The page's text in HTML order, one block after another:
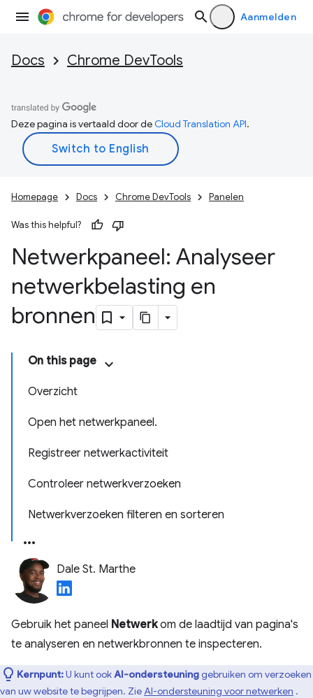
Aanmelden
Docs Chrome DevTools
Deze pagina is vertaald door deCloud Translation API.
Homepage Docs Chrome DevTools Panelen
Was this helpful?
Netwerkpaneel: Analyseer
netwerkbelasting en
bronnen
On this page
Overzicht
Open het netwerkpaneel.
Registreer netwerkactiviteit
Controleer netwerkverzoeken
Netwerkverzoeken filteren en sorteren
Dale St. Marthe
Gebruik het paneel Netwerkom de laadtijd van pagina's
te analyseren en netwerkbronnen te inspecteren.
Kernpunt:U kunt ookAI-ondersteuninggebruiken om verzoeken
van uw website te begrijpen. ZieAI-ondersteuning voor netwerken .